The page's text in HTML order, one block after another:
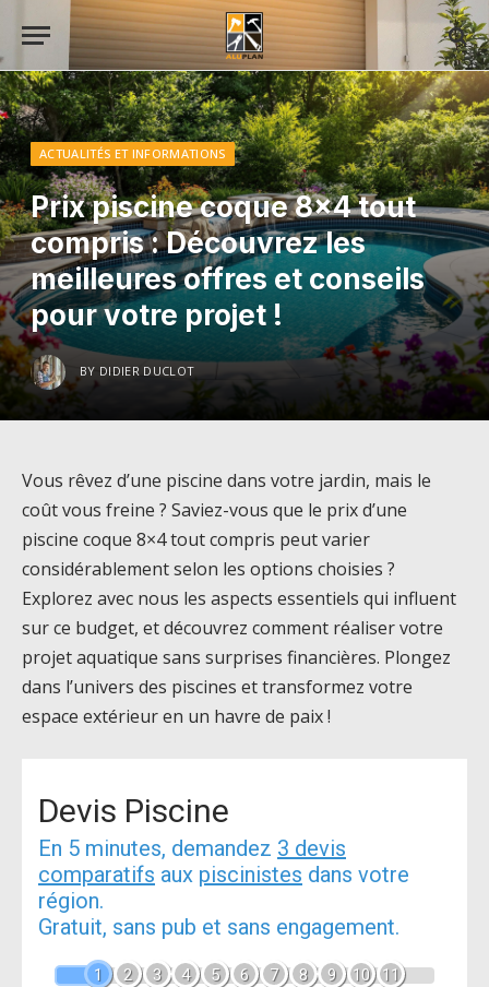
ACTUALITÉS ET INFORMATIONS
Prix piscine coque 8×4 tout
compris : Découvrez les
meilleures offres et conseils
pour votre projet !
BY DIDIER DUCLOT
Vous rêvez d’une piscine dans votre jardin, mais le
coût vous freine ? Saviez-vous que le prix d’une
piscine coque 8×4 tout compris peut varier
considérablement selon les options choisies ?
Explorez avec nous les aspects essentiels qui influent
sur ce budget, et découvrez comment réaliser votre
projet aquatique sans surprises financières. Plongez
dans l’univers des piscines et transformez votre
espace extérieur en un havre de paix !
Devis Piscine
En 5 minutes, demandez 3 devis
comparatifs aux piscinistes dans votre
région.
Gratuit, sans pub et sans engagement.
1 2 3 4 5 6 7 8 9 10 11